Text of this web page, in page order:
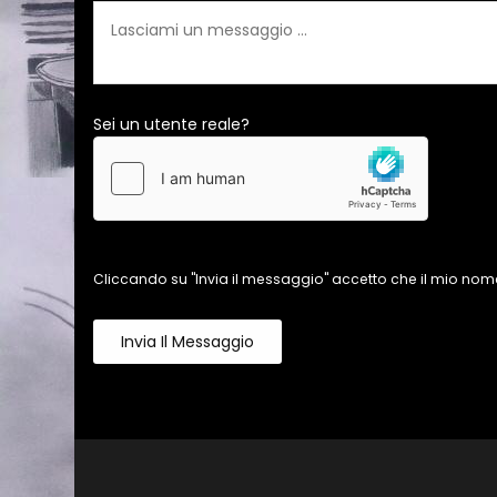
Sei un utente reale?
Cliccando su "Invia il messaggio" accetto che il mio
Invia Il Messaggio